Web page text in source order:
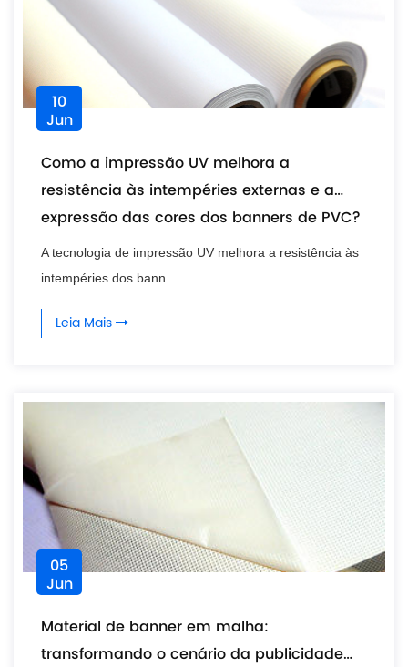
10
Jun
Como a impressão UV melhora a
resistência às intempéries externas e a
expressão das cores dos banners de PVC?
A tecnologia de impressão UV melhora a resistência às
intempéries dos bann...
Leia Mais
05
Jun
Material de banner em malha:
transformando o cenário da publicidade